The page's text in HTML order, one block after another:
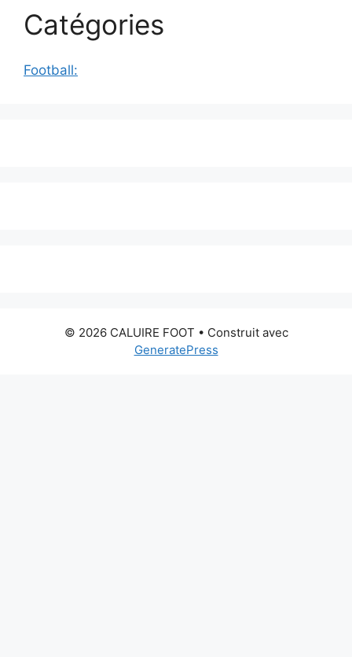
Catégories
Football:
© 2026 CALUIRE FOOT • Construit avec
GeneratePress